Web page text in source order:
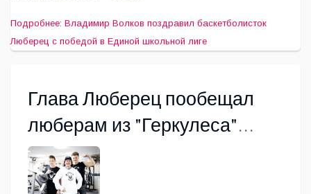
Подробнее: Владимир Волков поздравил баскетболисток
Люберец с победой в Единой школьной лиге
Глава Люберец пообещал
люберам из "Геркулеса"
новое помещение